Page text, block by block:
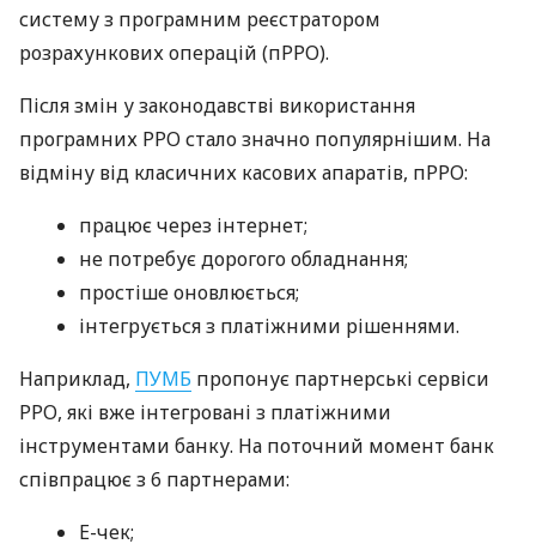
систему з програмним реєстратором
розрахункових операцій (пРРО).
Після змін у законодавстві використання
програмних РРО стало значно популярнішим. На
відміну від класичних касових апаратів, пРРО:
працює через інтернет;
не потребує дорогого обладнання;
простіше оновлюється;
інтегрується з платіжними рішеннями.
Наприклад, ПУМБ пропонує партнерські сервіси
РРО, які вже інтегровані з платіжними
інструментами банку. На поточний момент банк
співпрацює з 6 партнерами:
E-чек;